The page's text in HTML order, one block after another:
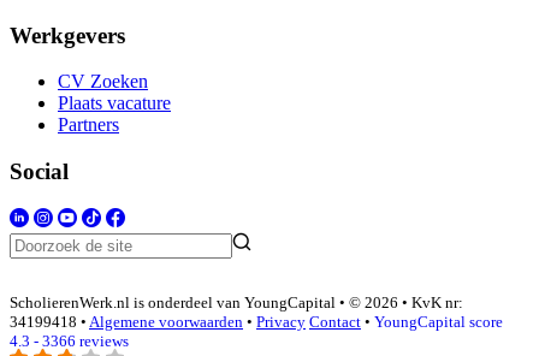
Werkgevers
CV Zoeken
Plaats vacature
Partners
Social
ScholierenWerk.nl is onderdeel van YoungCapital • © 2026 • KvK nr:
34199418 • Algemene voorwaarden • Privacy Contact • YoungCapital score
4.3 - 3366 reviews